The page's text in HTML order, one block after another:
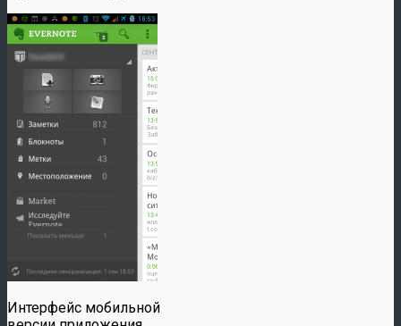
Интерфейс мобильной